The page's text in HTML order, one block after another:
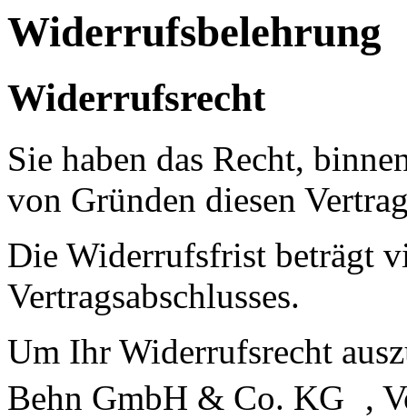
Widerrufsbelehrung
Widerrufsrecht
Sie haben das Recht,
von Gründen diesen
Die Widerrufsfrist beträgt
Vertragsabschlusses.
Um Ihr Widerrufsrecht
Behn GmbH & Co. KG ,